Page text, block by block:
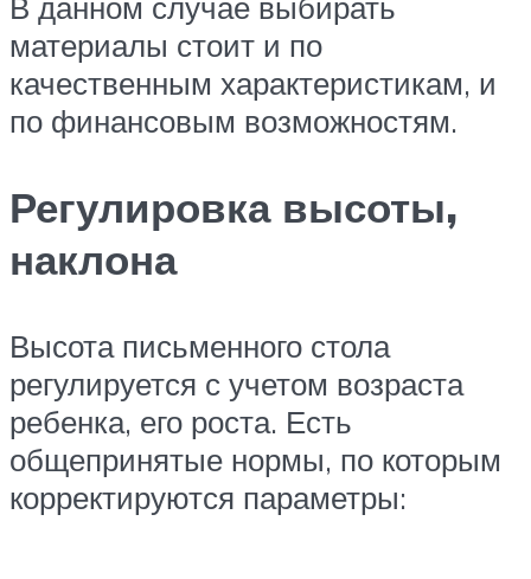
материалы стоит и по
качественным характеристикам, и
по финансовым возможностям.
Регулировка высоты,
наклона
Высота письменного стола
регулируется с учетом возраста
ребенка, его роста. Есть
общепринятые нормы, по которым
корректируются параметры: